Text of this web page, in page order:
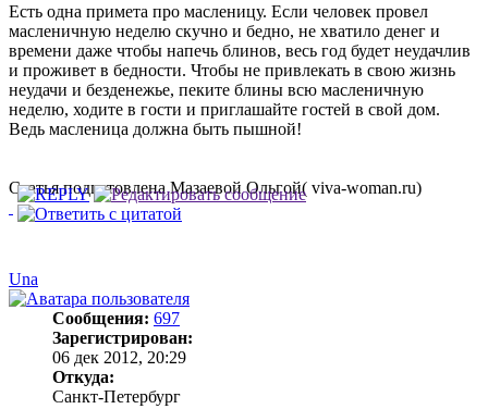
Есть одна примета про масленицу. Если человек провел
масленичную неделю скучно и бедно, не хватило денег и
времени даже чтобы напечь блинов, весь год будет неудачлив
и проживет в бедности. Чтобы не привлекать в свою жизнь
неудачи и безденежье, пеките блины всю масленичную
неделю, ходите в гости и приглашайте гостей в свой дом.
Ведь масленица должна быть пышной!
Статья подготовлена Мазаевой Ольгой( viva-woman.ru)
Una
Сообщения: 697
Зарегистрирован:
06 дек 2012, 20:29
Откуда:
Санкт-Петербург